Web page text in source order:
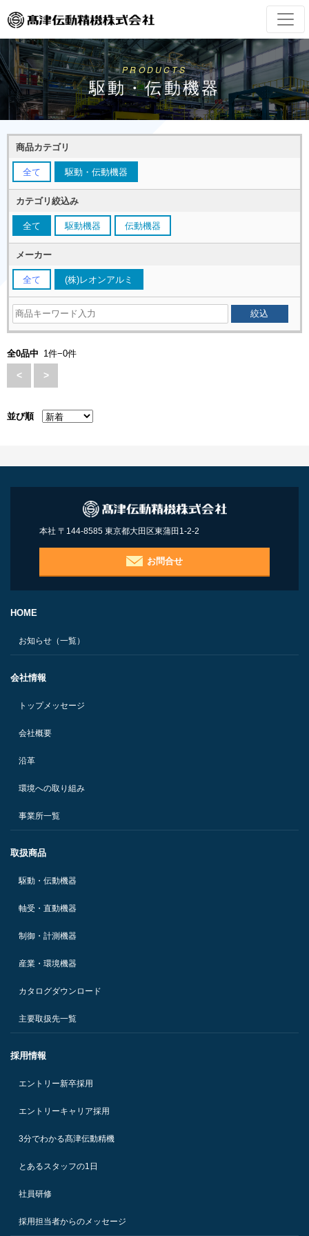
PRODUCTS
駆動・伝動機器
商品カテゴリ
全て 駆動・伝動機器
カテゴリ絞込み
全て 駆動機器 伝動機器
メーカー
全て (株)レオンアルミ
全0品中 1件−0件
< >
並び順
本社 〒144-8585 東京都大田区東蒲田1-2-2
お問合せ
HOME
お知らせ（一覧）
会社情報
トップメッセージ
会社概要
沿革
環境への取り組み
事業所一覧
取扱商品
駆動・伝動機器
軸受・直動機器
制御・計測機器
産業・環境機器
カタログダウンロード
主要取扱先一覧
採用情報
エントリー新卒採用
エントリーキャリア採用
3分でわかる髙津伝動精機
とあるスタッフの1日
社員研修
採用担当者からのメッセージ